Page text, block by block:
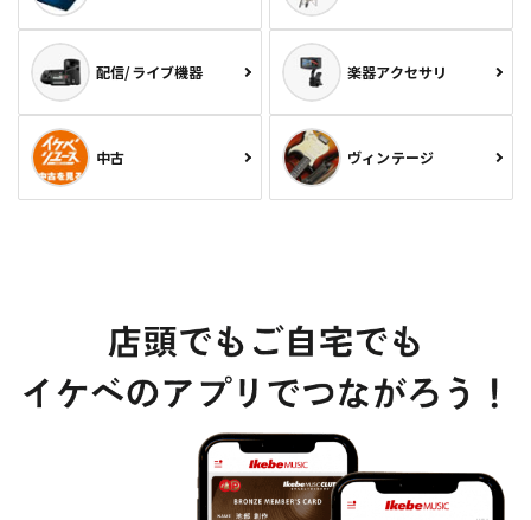
配信/ライブ機器 楽器アクセサリ
中古 ヴィンテージ